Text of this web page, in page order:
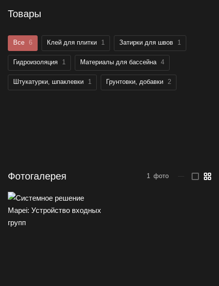
Товары
Все 6 Клей для плитки 1 Затирки для швов 1
Гидроизоляция 1 Материалы для бассейна 4
Штукатурки, шпаклевки 1 Грунтовки, добавки 2
Фотогалерея 1 фото —